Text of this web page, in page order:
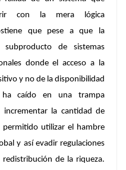
con la mera lógica
que pese a que la
de sistemas
donde el acceso a la
y no de la disponibilidad
ha caído en una trampa
la cantidad de
permitido utilizar el hambre
y así evadir regulaciones
de la riqueza.